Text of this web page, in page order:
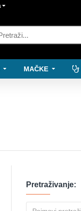
MAČKE
Pretraživanje: